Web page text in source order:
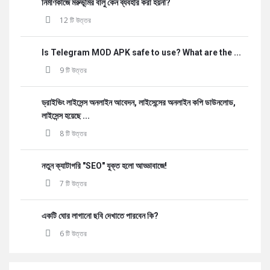
নির্মাণকাজে মরুভূমির বালু কেন ব্যবহার করা হয়না?
12 টি উত্তর
Is Telegram MOD APK safe to use? What are the ...
9 টি উত্তর
ড্রাইভিং লাইসেন্স অনলাইন আবেদন, লাইসেন্সের অনলাইন কপি ডাউনলোড,
লাইসেন্স হয়েছে ...
8 টি উত্তর
নতুন ক্যাটাগরি "SEO" যুক্ত হলো আড্ডাবাজে!
7 টি উত্তর
একটি ঘোর লাগানো ছবি দেখাতে পারবেন কি?
6 টি উত্তর